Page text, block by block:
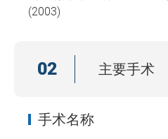
(2003)
02 主要手术
手术名称